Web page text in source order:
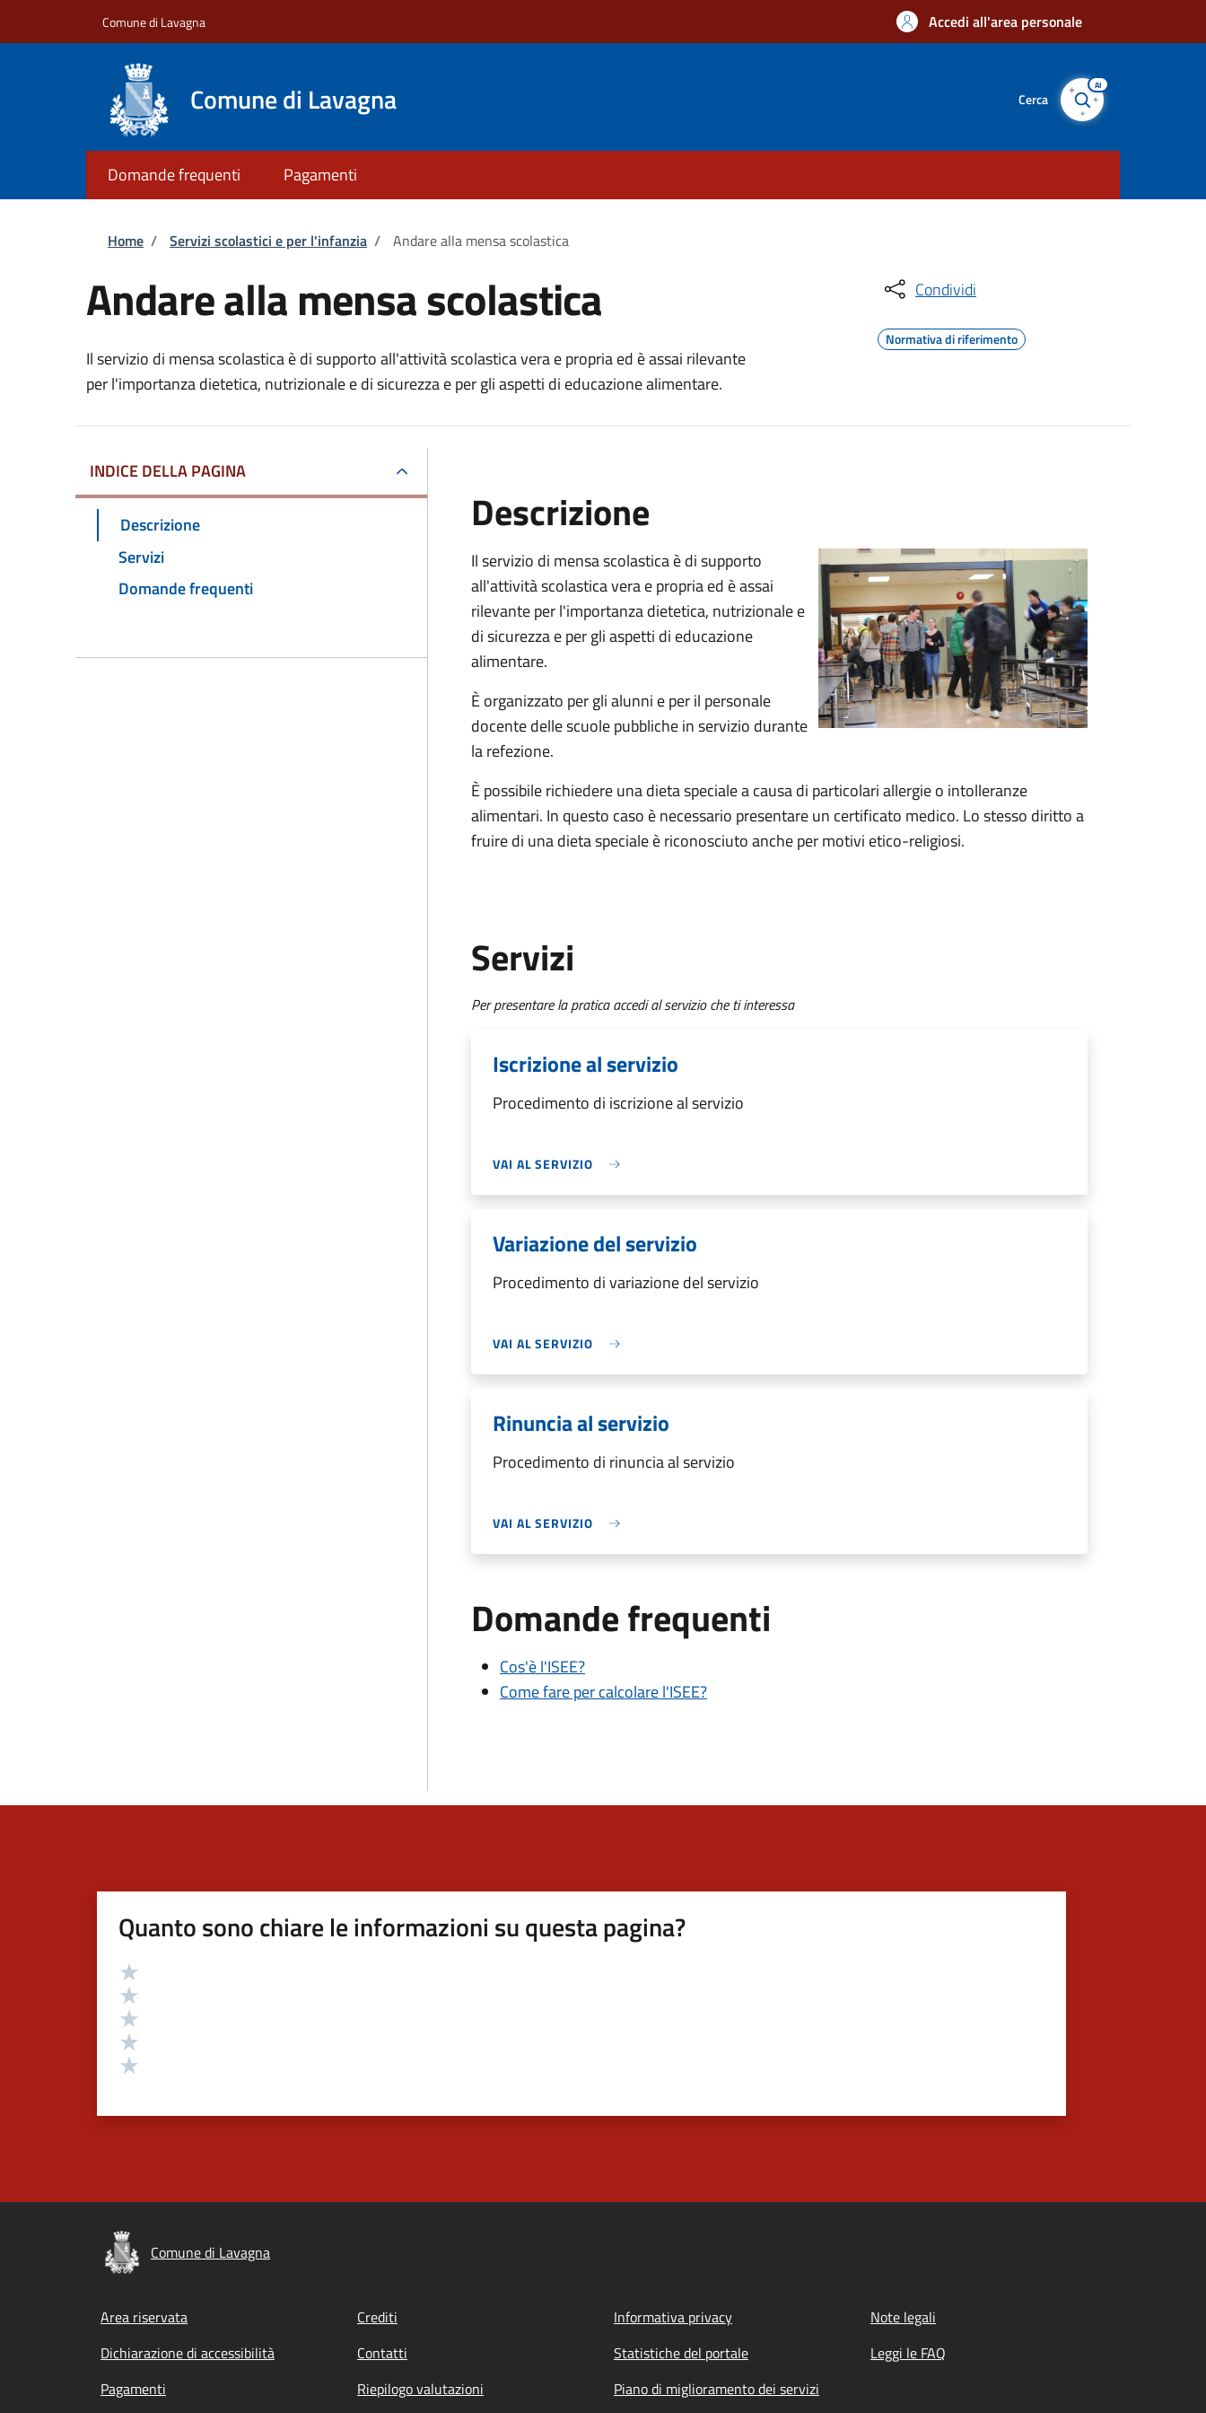
Comune di Lavagna Accedi all'area personale
Comune di Lavagna Cerca
AI
Domande frequenti Pagamenti
Briciole di pane
Home / Servizi scolastici e per l'infanzia / Andare alla mensa scolastica
Andare alla mensa scolastica
Il servizio di mensa scolastica è di supporto all'attività scolastica vera e propria ed è assai rilevante
per l'importanza dietetica, nutrizionale e di sicurezza e per gli aspetti di educazione alimentare.
Condividi
Normativa di riferimento
INDICE DELLA PAGINA
Descrizione
Servizi
Domande frequenti
Descrizione
Il servizio di mensa scolastica è di supporto
all'attività scolastica vera e propria ed è assai
rilevante per l'importanza dietetica, nutrizionale e
di sicurezza e per gli aspetti di educazione
alimentare.
È organizzato per gli alunni e per il personale
docente delle scuole pubbliche in servizio durante
la refezione.
È possibile richiedere una dieta speciale a causa di particolari allergie o intolleranze
alimentari. In questo caso è necessario presentare un certificato medico. Lo stesso diritto a
fruire di una dieta speciale è riconosciuto anche per motivi etico-religiosi.
Servizi
Per presentare la pratica accedi al servizio che ti interessa
Iscrizione al servizio
Procedimento di iscrizione al servizio
VAI AL SERVIZIO
Variazione del servizio
Procedimento di variazione del servizio
VAI AL SERVIZIO
Rinuncia al servizio
Procedimento di rinuncia al servizio
VAI AL SERVIZIO
Domande frequenti
Cos'è l'ISEE?
Come fare per calcolare l'ISEE?
Quanto sono chiare le informazioni su questa pagina?
Valutazione
Comune di Lavagna
Footer menu
Area riservata Crediti Informativa privacy
Note legali
Dichiarazione di accessibilità
Contatti Statistiche del portale
Leggi le FAQ
Pagamenti
Riepilogo valutazioni Piano di miglioramento dei servizi